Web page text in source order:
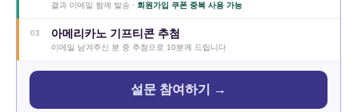
결과 이메일 함께 발송 · 회원가입 쿠폰 중복 사용 가능
03 아메리카노 기프티콘 추첨
이메일 남겨주신 분 중 추첨으로 10분께 드립니다
설문 참여하기 →